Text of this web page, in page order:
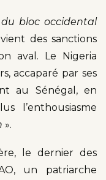
bloc occidental
des sanctions
aval. Le Nigeria
accaparé par ses
au Sénégal, en
l’enthousiasme
».
le dernier des
un patriarche